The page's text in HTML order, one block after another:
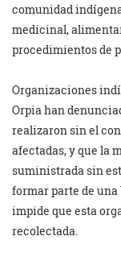
comunidad
medicinal,
procedimientos de
Organizaciones
Orpia han
realizaron sin el
afectadas, y que la
suministrada sin
formar parte de una
impide que esta
recolectada.